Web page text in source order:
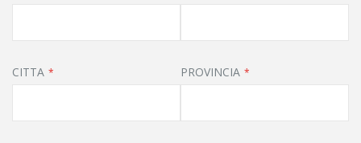
CITTA PROVINCIA